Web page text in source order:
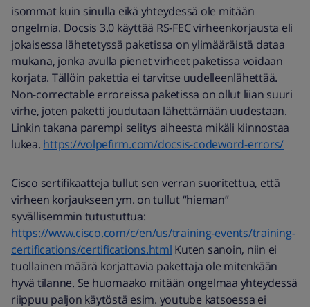
isommat kuin sinulla eikä yhteydessä ole mitään
ongelmia. Docsis 3.0 käyttää RS-FEC virheenkorjausta eli
jokaisessa lähetetyssä paketissa on ylimääräistä dataa
mukana, jonka avulla pienet virheet paketissa voidaan
korjata. Tällöin pakettia ei tarvitse uudelleenlähettää.
Non-correctable erroreissa paketissa on ollut liian suuri
virhe, joten paketti joudutaan lähettämään uudestaan.
Linkin takana parempi selitys aiheesta mikäli kiinnostaa
lukea. https://volpefirm.com/docsis-codeword-errors/
Cisco sertifikaatteja tullut sen verran suoritettua, että
virheen korjaukseen ym. on tullut “hieman”
syvällisemmin tutustuttua:
https://www.cisco.com/c/en/us/training-events/training-
certifications/certifications.html Kuten sanoin, niin ei
tuollainen määrä korjattavia pakettaja ole mitenkään
hyvä tilanne. Se huomaako mitään ongelmaa yhteydessä
riippuu paljon käytöstä esim. youtube katsoessa ei